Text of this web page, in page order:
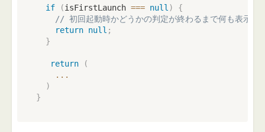
if (isFirstLaunch === null )
{
// 初回起動時かどうかの判定が終わるまで何も表示し
return null ;
}
return
(
...
)
}